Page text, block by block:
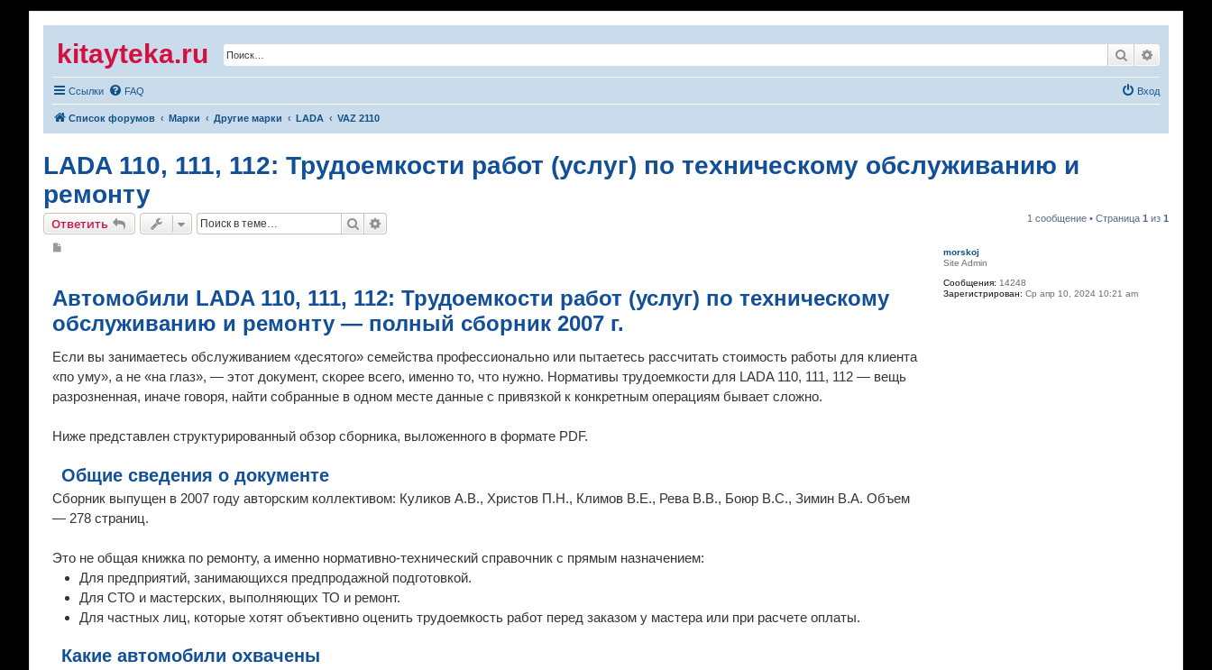
kitayteka.ru Поиск
Ссылки FAQ Вход
Список форумов Марки Другие марки LADA VAZ 2110
LADA 110, 111, 112: Трудоемкости работ (услуг) по техническому обслуживанию и
ремонту
Ответить Поиск 1 сообщение • Страница 1 из 1
morskoj
Site Admin
Сообщения: 14248
Зарегистрирован: Ср апр 10, 2024 10:21 am
щ
е
и
е
Автомобили LADA 110, 111, 112: Трудоемкости работ (услуг) по техническому
обслуживанию и ремонту — полный сборник 2007 г.
Если вы занимаетесь обслуживанием «десятого» семейства профессионально или пытаетесь рассчитать стоимость работы для клиента
«по уму», а не «на глаз», — этот документ, скорее всего, именно то, что нужно. Нормативы трудоемкости для LADA 110, 111, 112 — вещь
разрозненная, иначе говоря, найти собранные в одном месте данные с привязкой к конкретным операциям бывает сложно.
Ниже представлен структурированный обзор сборника, выложенного в формате PDF.
Общие сведения о документе
Сборник выпущен в 2007 году авторским коллективом: Куликов А.В., Христов П.Н., Климов В.Е., Рева В.В., Боюр В.С., Зимин В.А. Объем
— 278 страниц.
Это не общая книжка по ремонту, а именно нормативно-технический справочник с прямым назначением:
Для предприятий, занимающихся предпродажной подготовкой.
Для СТО и мастерских, выполняющих ТО и ремонт.
Для частных лиц, которые хотят объективно оценить трудоемкость работ перед заказом у мастера или при расчете оплаты.
Какие автомобили охвачены